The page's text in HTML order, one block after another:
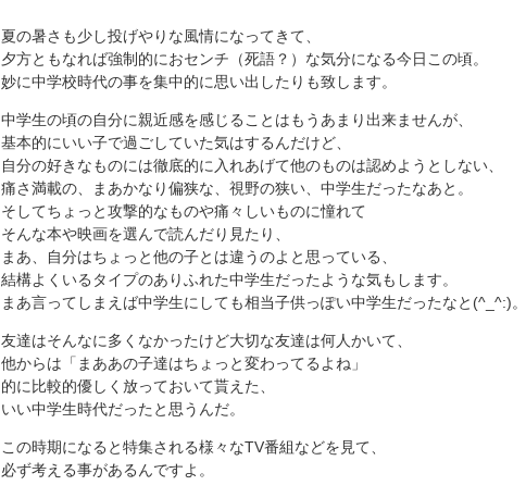
夏の暑さも少し投げやりな風情になってきて、
夕方ともなれば強制的におセンチ（死語？）な気分になる今日この頃。
妙に中学校時代の事を集中的に思い出したりも致します。
中学生の頃の自分に親近感を感じることはもうあまり出来ませんが、
基本的にいい子で過ごしていた気はするんだけど、
自分の好きなものには徹底的に入れあげて他のものは認めようとしない、
痛さ満載の、まあかなり偏狭な、視野の狭い、中学生だったなあと。
そしてちょっと攻撃的なものや痛々しいものに憧れて
そんな本や映画を選んで読んだり見たり、
まあ、自分はちょっと他の子とは違うのよと思っている、
結構よくいるタイプのありふれた中学生だったような気もします。
まあ言ってしまえば中学生にしても相当子供っぽい中学生だったなと(^_^:)。
友達はそんなに多くなかったけど大切な友達は何人かいて、
他からは「まああの子達はちょっと変わってるよね」
的に比較的優しく放っておいて貰えた、
いい中学生時代だったと思うんだ。
この時期になると特集される様々なTV番組などを見て、
必ず考える事があるんですよ。